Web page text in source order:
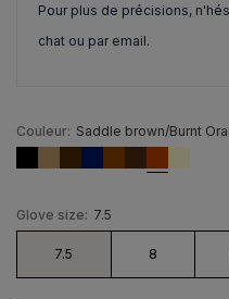
Pour plus de précisions,
chat ou par email.
Couleur: Saddle brown/Burnt
Glove size: 7.5
7.5 8